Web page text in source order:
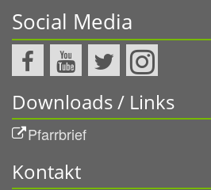
Social Media
Downloads / Links
Pfarrbrief
Kontakt